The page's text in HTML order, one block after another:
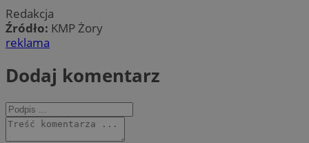
Redakcja
Źródło: KMP Żory
reklama
Dodaj komentarz